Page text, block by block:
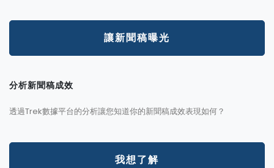
讓新聞稿曝光
分析新聞稿成效
透過Trek數據平台的分析讓您知道你的新聞稿成效表現如何？
我想了解